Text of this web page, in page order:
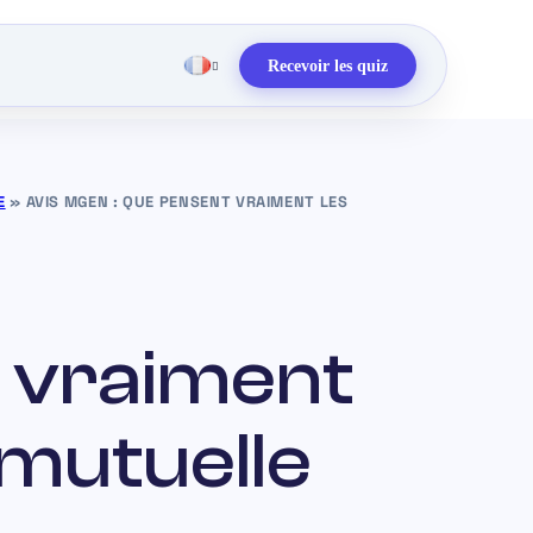
Recevoir les quiz
» AVIS MGEN : QUE PENSENT VRAIMENT LES
vraiment